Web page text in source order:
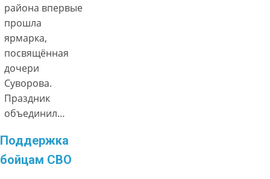
района впервые
прошла
ярмарка,
посвящённая
дочери
Суворова.
Праздник
объединил…
Поддержка
бойцам СВО